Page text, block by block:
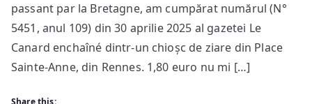
passant par la Bretagne, am cumpărat numărul (N°
5451, anul 109) din 30 aprilie 2025 al gazetei Le
Canard enchaîné dintr-un chioșc de ziare din Place
Sainte-Anne, din Rennes. 1,80 euro nu mi […]
Share this: